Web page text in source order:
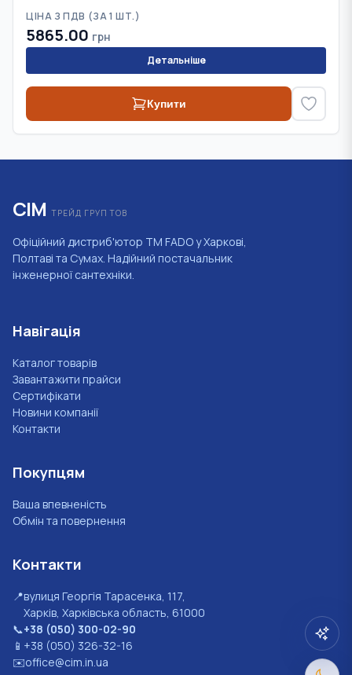
ЦІНА З ПДВ (ЗА 1 ШТ.)
5865.00 грн
Детальніше
Купити
СІМ ТРЕЙД ГРУП ТОВ
Офіційний дистриб'ютор ТМ FADO у Харкові,
Полтаві та Сумах. Надійний постачальник
інженерної сантехніки.
Навігація
Каталог товарів
Завантажити прайси
Сертифікати
Новини компанії
Контакти
Покупцям
Ваша впевненість
Обмін та повернення
Контакти
📍вулиця Георгія Тарасенка, 117,
Харків, Харківська область, 61000
📞+38 (050) 300-02-90
📱 +38 (050) 326-32-16
✉️office@cim.in.ua